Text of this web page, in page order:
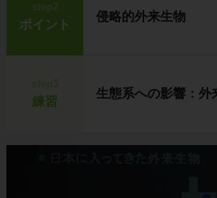
step2
ポイント
侵略的外来生物
練習
生態系への影響：外